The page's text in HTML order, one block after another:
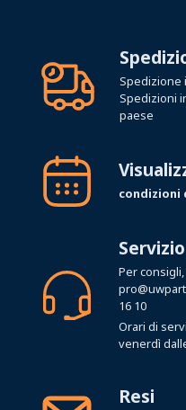
Spedizione
Spedizioni
paese
condizioni
Per
16 10
Orari di
venerdì
Resi